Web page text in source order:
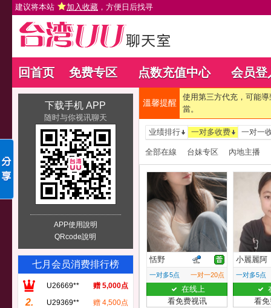
建议将本站 加入收藏 ，方便日后找寻
回首页 免费专区 点数充值中心 会员登
下载手机 APP
随时与你视讯聊天
APP使用說明
QRcode說明
七月会员消费排行榜
U26669** 赠 5,000点
2. U29369** 赠 4,500点
溫馨提醒
使用第三方代充，可能
當。
业绩排行 一对多收费 一对一
全部在線 台妹专区 內地主播
恬野
一对多5点 一对一20点
在线上
看免费视讯
小麗麗阿
一对多5点
看